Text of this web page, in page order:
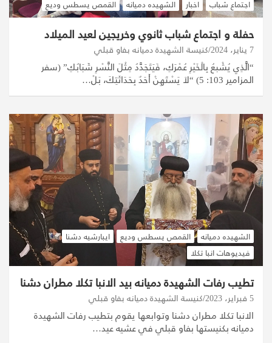
اجتماع شباب اخبار الشهيده دميانه القمص يسطس وديع
حفلة و اجتماع شباب ثانوي وخريجين لعيد الميلاد
7 يناير، 2024 كنيسة الشهيدة دميانه بفاو قبلي
“الَّذِي يُشْبعُ بِالْخَيْرِ عُمْرَكِ، فَيَتَجَدَّدُ مِثْلَ النَّسْرِ شَبَابُكِ” (سفر
المزامير 103: 5) “لاَ يَسْتَهِنْ أَحَدٌ بِحَدَاثَتِكَ، بَلْ…
الشهيده دميانه القمص يسطس وديع
ايبارشيه دشنا
فيديوهات انبا تكلا
تطيب رفات الشهيدة دميانه بيد الانبا تكلا مطران دشنا
5 فبراير، 2023 كنيسة الشهيدة دميانه بفاو قبلي
الانبا تكلا مطران دشنا وتوابعها يقوم بتطيب رفات الشهيدة
دميانه بكنيستها بفاو قبلي في عشيه عيد…